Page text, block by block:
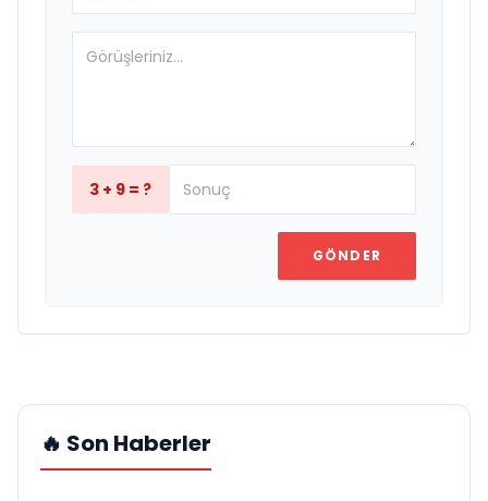
3 + 9 = ?
GÖNDER
🔥 Son Haberler